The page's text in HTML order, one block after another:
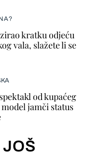
kratku odjeću
vala, slažete li se
od kupaćeg
jamči status
JOŠ